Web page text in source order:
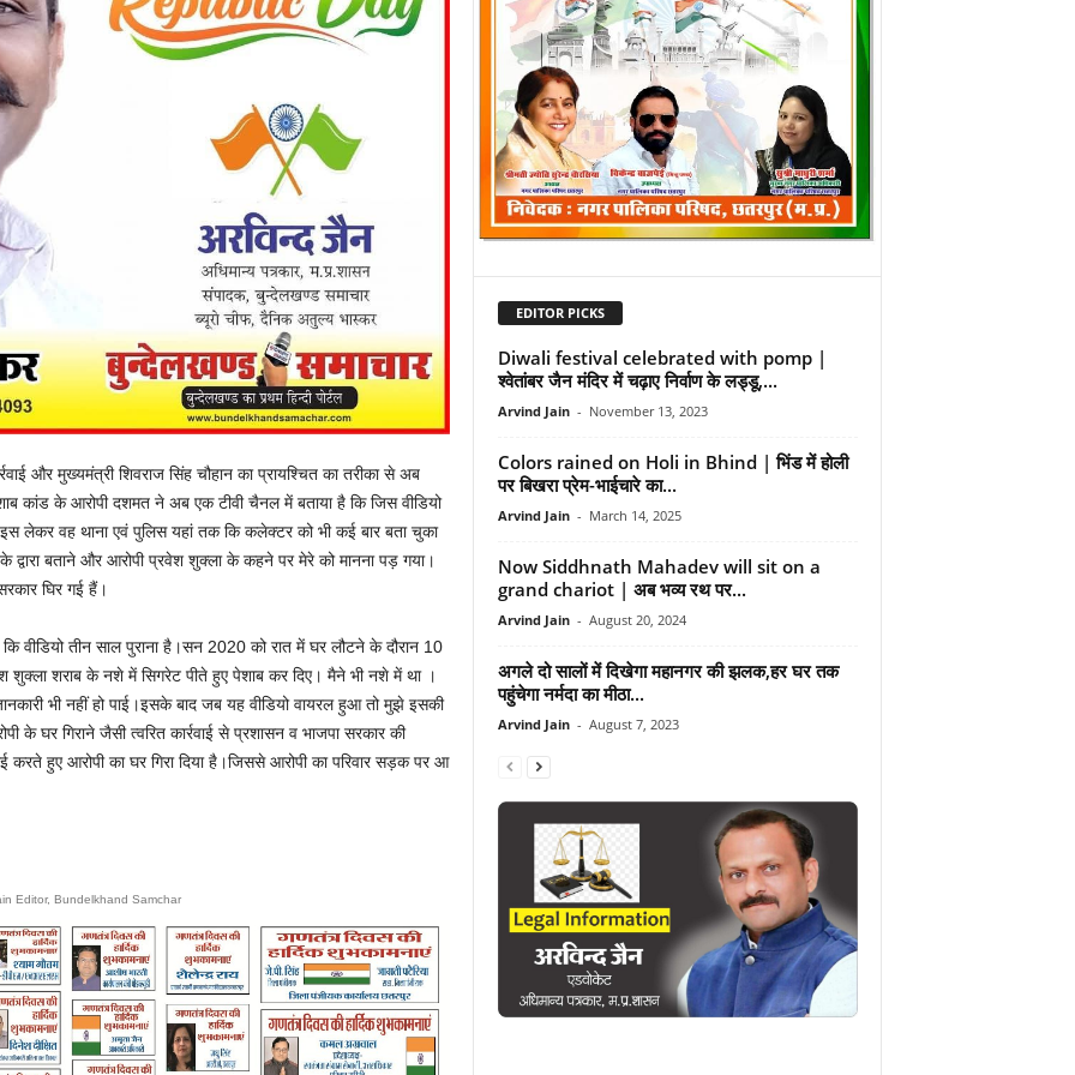
और मुख्यमंत्री शिवराज सिंह चौहान का प्रायश्चित का तरीका से अब
कांड के आरोपी दशमत ने अब एक टीवी चैनल में बताया है कि जिस वीडियो
लेकर वह थाना एवं पुलिस यहां तक कि कलेक्टर को भी कई बार बता चुका
बताने और आरोपी प्रवेश शुक्ला के कहने पर मेरे को मानना पड़ गया।
घिर गई हैं।
वीडियो तीन साल पुराना है।सन 2020 को रात में घर लौटने के दौरान 10
शुक्ला शराब के नशे में सिगरेट पीते हुए पेशाब कर दिए। मैने भी नशे में था ।
भी नहीं हो पाई।इसके बाद जब यह वीडियो वायरल हुआ तो मुझे इसकी
के घर गिराने जैसी त्वरित कार्रवाई से प्रशासन व भाजपा सरकार की
करते हुए आरोपी का घर गिरा दिया है।जिससे आरोपी का परिवार सड़क पर आ
Editor, Bundelkhand Samchar
EDITOR PICKS
Diwali festival celebrated with pomp |
श्वेतांबर जैन मंदिर में चढ़ाए निर्वाण के लड्डू,...
Arvind Jain - November 13, 2023
Colors rained on Holi in Bhind | भिंड में होली
पर बिखरा प्रेम-भाईचारे का...
Arvind Jain - March 14, 2025
Now Siddhnath Mahadev will sit on a
grand chariot | अब भव्य रथ पर...
Arvind Jain - August 20, 2024
अगले दो सालों में दिखेगा महानगर की झलक,हर घर तक
पहुंचेगा नर्मदा का मीठा...
Arvind Jain - August 7, 2023